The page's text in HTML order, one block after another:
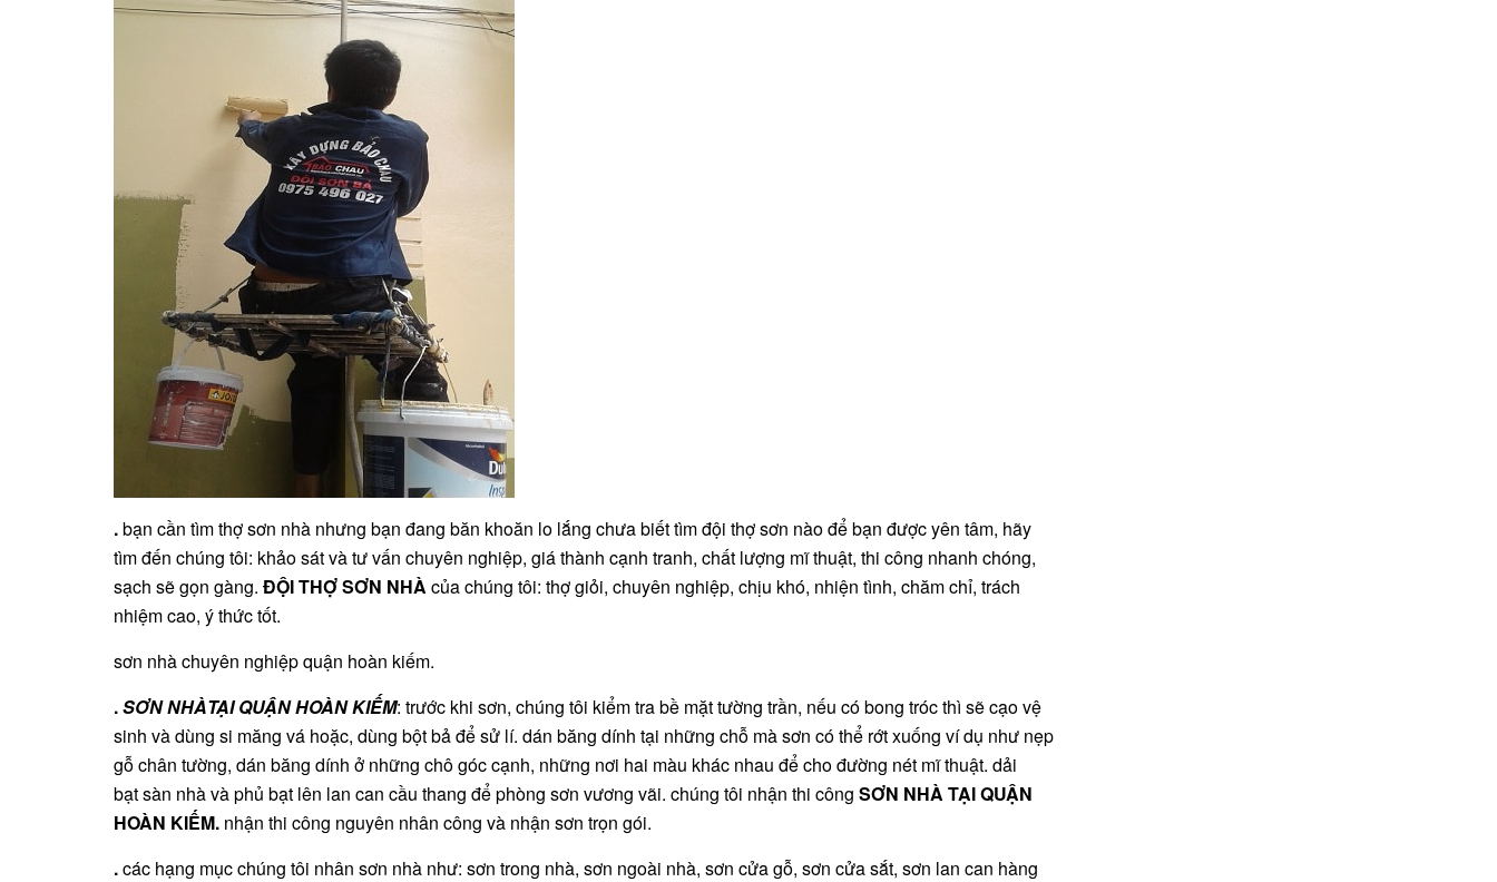
.bạn cần tìm thợ sơn nhà nhưng bạn đang băn khoăn lo lắng chưa biết tìm đội thợ sơn nào để bạn được yên tâm, hãy
tìm đến chúng tôi: khảo sát và tư vấn chuyên nghiệp, giá thành cạnh tranh, chất lượng mĩ thuật, thi công nhanh chóng,
sạch sẽ gọn gàng. ĐỘI THỢ SƠN NHÀ của chúng tôi: thợ giỏi, chuyên nghiệp, chịu khó, nhiện tình, chăm chỉ, trách
nhiệm cao, ý thức tốt.
sơn nhà chuyên nghiệp quận hoàn kiếm.
.SƠN NHÀTẠI QUẬN HOÀN KIẾM: trước khi sơn, chúng tôi kiểm tra bề mặt tường trần, nếu có bong tróc thì sẽ cạo vệ
sinh và dùng si măng vá hoặc, dùng bột bả để sử lí. dán băng dính tại những chỗ mà sơn có thể rớt xuống ví dụ như nẹp
gỗ chân tường, dán băng dính ở những chô góc cạnh, những nơi hai màu khác nhau để cho đường nét mĩ thuật. dải
bạt sàn nhà và phủ bạt lên lan can cầu thang để phòng sơn vương vãi. chúng tôi nhận thi công SƠN NHÀ TẠI QUẬN
HOÀN KIẾM. nhận thi công nguyên nhân công và nhận sơn trọn gói.
.các hạng mục chúng tôi nhân sơn nhà như: sơn trong nhà, sơn ngoài nhà, sơn cửa gỗ, sơn cửa sắt, sơn lan can hàng